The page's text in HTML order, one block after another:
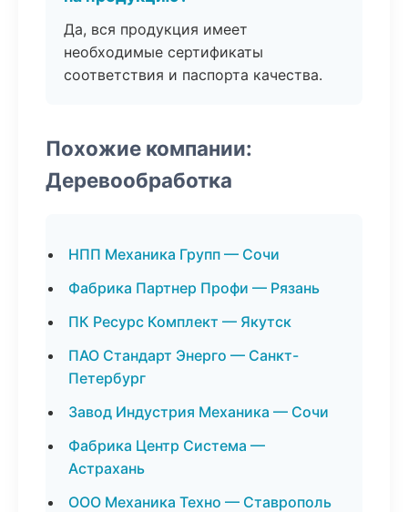
Да, вся продукция имеет
необходимые сертификаты
соответствия и паспорта качества.
Похожие компании:
Деревообработка
НПП Механика Групп — Сочи
Фабрика Партнер Профи — Рязань
ПК Ресурс Комплект — Якутск
ПАО Стандарт Энерго — Санкт-
Петербург
Завод Индустрия Механика — Сочи
Фабрика Центр Система —
Астрахань
ООО Механика Техно — Ставрополь